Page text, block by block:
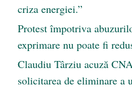
criza energiei.”
Protest împotriva
exprimare nu poate fi
Claudiu Târziu acuză
solicitarea de eliminare